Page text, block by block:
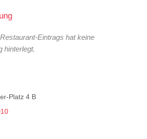
Eintrags hat keine
hinterlegt.
Platz 4 B